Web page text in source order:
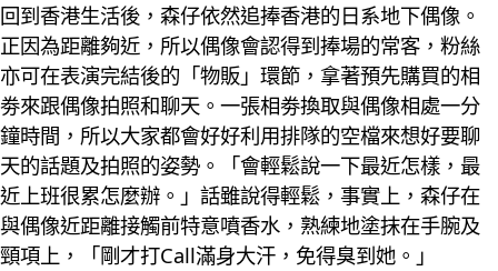
回到香港生活後，森仔依然追捧香港的日系地下偶像。
正因為距離夠近，所以偶像會認得到捧場的常客，粉絲
亦可在表演完結後的「物販」環節，拿著預先購買的相
劵來跟偶像拍照和聊天。一張相劵換取與偶像相處一分
鐘時間，所以大家都會好好利用排隊的空檔來想好要聊
天的話題及拍照的姿勢。「會輕鬆說一下最近怎樣，最
近上班很累怎麼辦。」話雖說得輕鬆，事實上，森仔在
與偶像近距離接觸前特意噴香水，熟練地塗抹在手腕及
頸項上，「剛才打Call滿身大汗，免得臭到她。」